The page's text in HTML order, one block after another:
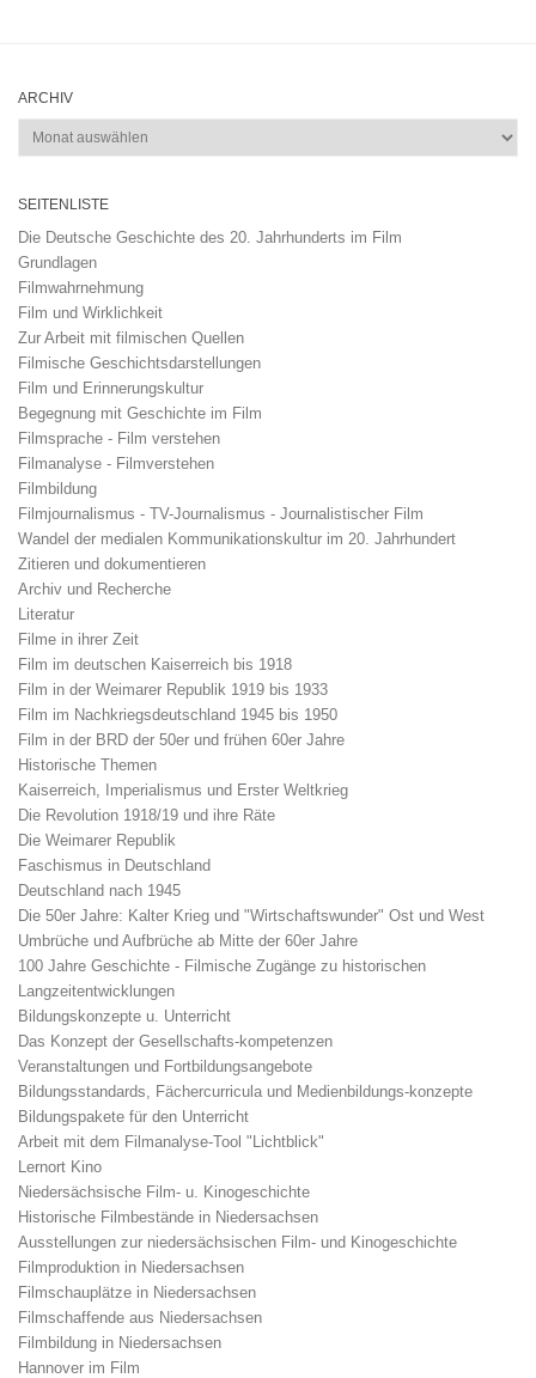
ARCHIV
Archiv
SEITENLISTE
Die Deutsche Geschichte des 20. Jahrhunderts im Film
Grundlagen
Filmwahrnehmung
Film und Wirklichkeit
Zur Arbeit mit filmischen Quellen
Filmische Geschichtsdarstellungen
Film und Erinnerungskultur
Begegnung mit Geschichte im Film
Filmsprache - Film verstehen
Filmanalyse - Filmverstehen
Filmbildung
Filmjournalismus - TV-Journalismus - Journalistischer Film
Wandel der medialen Kommunikationskultur im 20. Jahrhundert
Zitieren und dokumentieren
Archiv und Recherche
Literatur
Filme in ihrer Zeit
Film im deutschen Kaiserreich bis 1918
Film in der Weimarer Republik 1919 bis 1933
Film im Nachkriegsdeutschland 1945 bis 1950
Film in der BRD der 50er und frühen 60er Jahre
Historische Themen
Kaiserreich, Imperialismus und Erster Weltkrieg
Die Revolution 1918/19 und ihre Räte
Die Weimarer Republik
Faschismus in Deutschland
Deutschland nach 1945
Die 50er Jahre: Kalter Krieg und "Wirtschaftswunder" Ost und West
Umbrüche und Aufbrüche ab Mitte der 60er Jahre
100 Jahre Geschichte - Filmische Zugänge zu historischen
Langzeitentwicklungen
Bildungskonzepte u. Unterricht
Das Konzept der Gesellschafts-kompetenzen
Veranstaltungen und Fortbildungsangebote
Bildungsstandards, Fächercurricula und Medienbildungs-konzepte
Bildungspakete für den Unterricht
Arbeit mit dem Filmanalyse-Tool "Lichtblick"
Lernort Kino
Niedersächsische Film- u. Kinogeschichte
Historische Filmbestände in Niedersachsen
Ausstellungen zur niedersächsischen Film- und Kinogeschichte
Filmproduktion in Niedersachsen
Filmschauplätze in Niedersachsen
Filmschaffende aus Niedersachsen
Filmbildung in Niedersachsen
Hannover im Film